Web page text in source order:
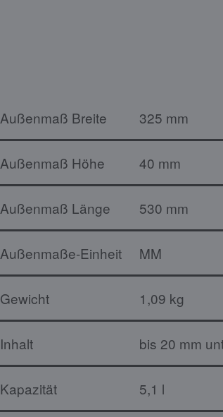
Außenmaß Breite 325 mm
Außenmaß Höhe 40 mm
Außenmaß Länge 530 mm
Außenmaße-Einheit MM
Gewicht 1,09 kg
Inhalt bis 20 mm
Kapazität 5,1 l